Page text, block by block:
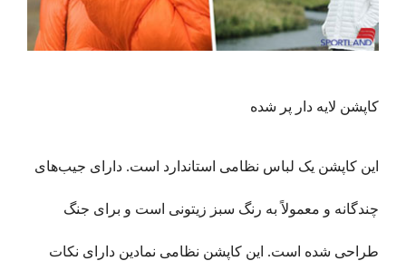
کاپشن لایه دار پر شده
این کاپشن یک لباس نظامی استاندارد است. دارای جیب‌های
چندگانه و معمولاً به رنگ سبز زیتونی است و برای جنگ
طراحی شده است. این کاپشن نظامی نمادین دارای نکات